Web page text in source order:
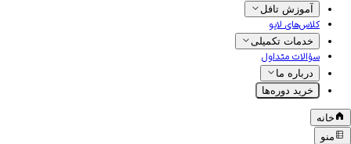
آموزش تافل
کلاس‌های لایو
خدمات تکمیلی
سؤالات متداول
درباره ما
خرید دوره‌ها
خانه
منو